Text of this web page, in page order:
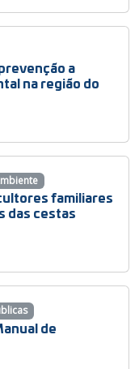
a
na região do
familiares
das cestas
de